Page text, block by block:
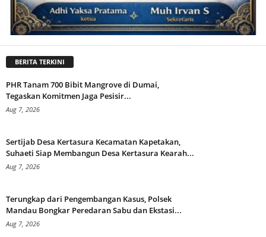
BERITA TERKINI
PHR Tanam 700 Bibit Mangrove di Dumai,
Tegaskan Komitmen Jaga Pesisir...
Aug 7, 2026
Sertijab Desa Kertasura Kecamatan Kapetakan,
Suhaeti Siap Membangun Desa Kertasura Kearah...
Aug 7, 2026
Terungkap dari Pengembangan Kasus, Polsek
Mandau Bongkar Peredaran Sabu dan Ekstasi...
Aug 7, 2026